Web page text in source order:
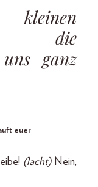
die
ganz
euer
(lacht)Nein,